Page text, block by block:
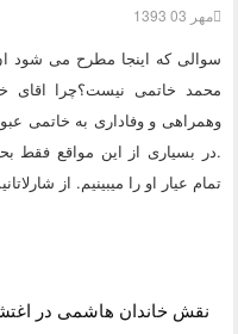
مهر 03 1393
سوالی که اینجا مطرح می شود
محمد خاتمی نیست؟چرا اقای
وهمراهی و وفاداری به خاتمی
.در بسیاری از این مواقع فقط
تمام عیار او را میبینیم. از
نقش خاندان هاشمی در